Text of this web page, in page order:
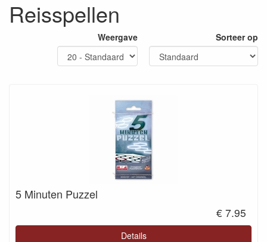
Reisspellen
Weergave Sorteer op
5 Minuten Puzzel
€ 7.95
Details